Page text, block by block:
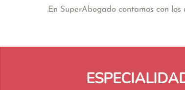
En SuperAbogado contamos con